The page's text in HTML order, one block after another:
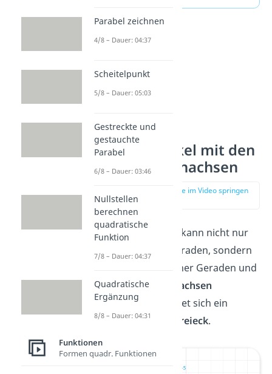
Schnittwinkel mit den
Koordinatenachsen
zur Stelle im Video springen
Ein Schnittwinkel kann nicht nur
zwischen zwei Geraden, sondern
auch zwischen einer Geraden und
denKoordinatenachsen
entstehen. Es bildet sich ein
rechtwinkliges Dreieck.
Parabel zeichnen
4/8 – Dauer: 04:37
Scheitelpunkt
5/8 – Dauer: 05:03
Gestreckte und
gestauchte
Parabel
6/8 – Dauer: 03:46
Nullstellen
berechnen
quadratische
Funktion
7/8 – Dauer: 04:37
Quadratische
Ergänzung
8/8 – Dauer: 04:31
Funktionen
Formen quadr. Funktionen